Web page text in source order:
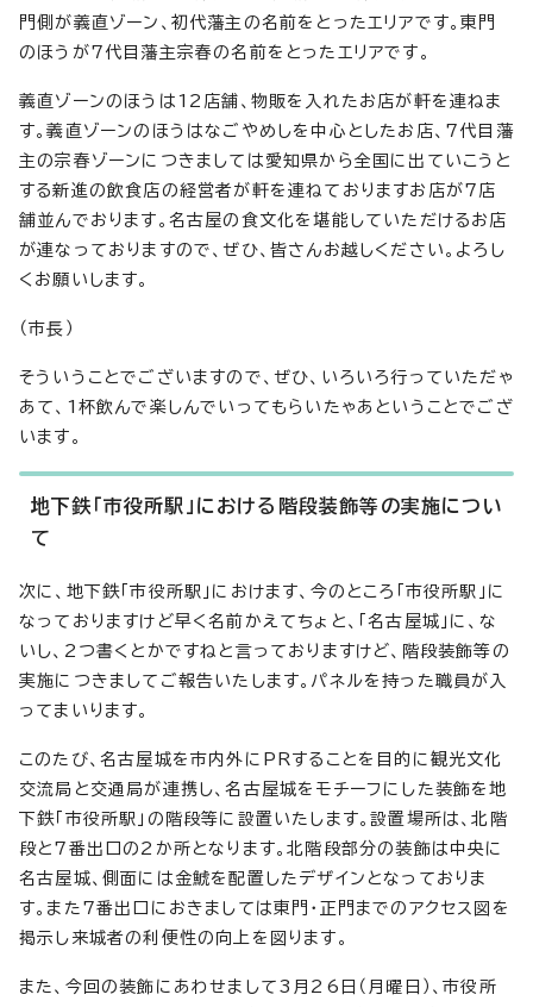
門側が義直ゾーン、初代藩主の名前をとったエリアです。東門
のほうが7代目藩主宗春の名前をとったエリアです。
義直ゾーンのほうは12店舗、物販を入れたお店が軒を連ねま
す。義直ゾーンのほうはなごやめしを中心としたお店、7代目藩
主の宗春ゾーンにつきましては愛知県から全国に出ていこうと
する新進の飲食店の経営者が軒を連ねておりますお店が7店
舗並んでおります。名古屋の食文化を堪能していただけるお店
が連なっておりますので、ぜひ、皆さんお越しください。よろし
くお願いします。
（市長）
そういうことでございますので、ぜひ、いろいろ行っていただゃ
あて、1杯飲んで楽しんでいってもらいたゃあということでござ
います。
地下鉄「市役所駅」における階段装飾等の実施につい
て
次に、地下鉄「市役所駅」におけます、今のところ「市役所駅」に
なっておりますけど早く名前かえてちょと、「名古屋城」に、な
いし、2つ書くとかですねと言っておりますけど、階段装飾等の
実施につきましてご報告いたします。パネルを持った職員が入
ってまいります。
このたび、名古屋城を市内外にPRすることを目的に観光文化
交流局と交通局が連携し、名古屋城をモチーフにした装飾を地
下鉄「市役所駅」の階段等に設置いたします。設置場所は、北階
段と7番出口の2か所となります。北階段部分の装飾は中央に
名古屋城、側面には金鯱を配置したデザインとなっておりま
す。また7番出口におきましては東門・正門までのアクセス図を
掲示し来城者の利便性の向上を図ります。
また、今回の装飾にあわせまして3月26日（月曜日）、市役所